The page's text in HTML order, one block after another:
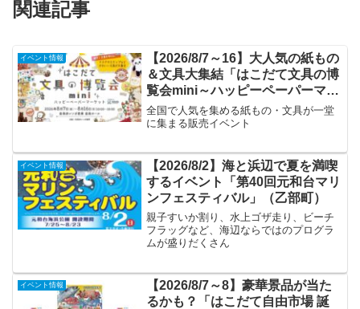
関連記事
イベント情報
【2026/8/7～16】大人気の紙もの
＆文具大集結「はこだて文具の博
覧会mini～ハッピーペーパーマー
ケット～」
全国で人気を集める紙もの・文具が一堂
に集まる販売イベント
イベント情報
【2026/8/2】海と浜辺で夏を満喫
するイベント「第40回元和台マリ
ンフェスティバル」（乙部町）
親子すいか割り、水上ゴザ走り、ビーチ
フラッグなど、海辺ならではのプログラ
ムが盛りだくさん
イベント情報
【2026/8/7～8】豪華景品が当た
るかも？「はこだて自由市場 誕